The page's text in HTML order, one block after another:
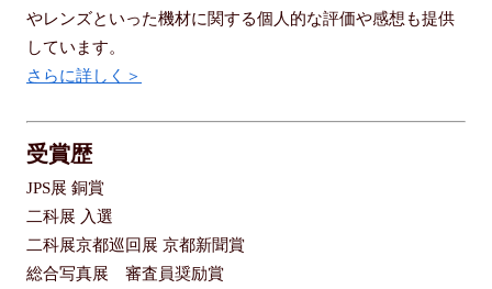
やレンズといった機材に関する個人的な評価や感想も提供
しています。
さらに詳しく＞
受賞歴
JPS展 銅賞
二科展 入選
二科展京都巡回展 京都新聞賞
総合写真展 審査員奨励賞